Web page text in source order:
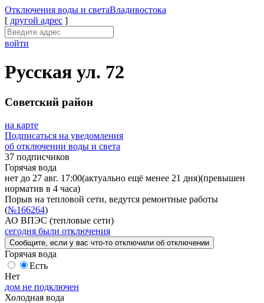
Отключения воды и светаВладивостока
[ другой адрес ]
войти
Русская ул. 72
Советский район
на карте
Подписаться на уведомления
об отключении воды и света
37 подписчиков
Горячая вода
нет до 27 авг. 17:00(актуально ещё менее 21 дня)(превышен
норматив в 4 часа)
Порыв на тепловой сети, ведутся ремонтные работы
(№166264)
АО ВПЭС (тепловые сети)
сегодня были отключения
Сообщите , если у вас что-то отключили об отключении
Горячая вода
Есть
Нет
дом не подключен
Холодная вода